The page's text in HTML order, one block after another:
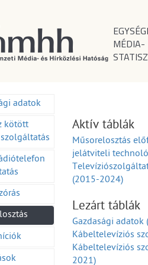
MÉDIA-
adatok
kötött
Aktív táblák
Műsorelosztás
jelátviteli
(2015-2024)
Lezárt táblák
Gazdasági
Kábeltelevíziós
Kábeltelevíziós
2021)